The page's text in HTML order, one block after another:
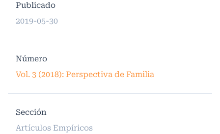
Publicado
2019-05-30
Número
Vol. 3 (2018): Perspectiva de Familia
Sección
Artículos Empíricos